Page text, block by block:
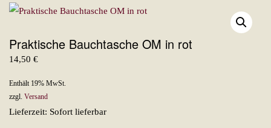
Praktische Bauchtasche OM in rot
14,50€
Enthält 19% MwSt.
zzgl.Versand
Lieferzeit: Sofort lieferbar